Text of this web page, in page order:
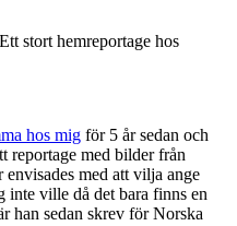
stort hemreportage hos
hos mig för 5 år sedan och
reportage med bilder från
envisades med att vilja ange
ville då det bara finns en
han sedan skrev för Norska